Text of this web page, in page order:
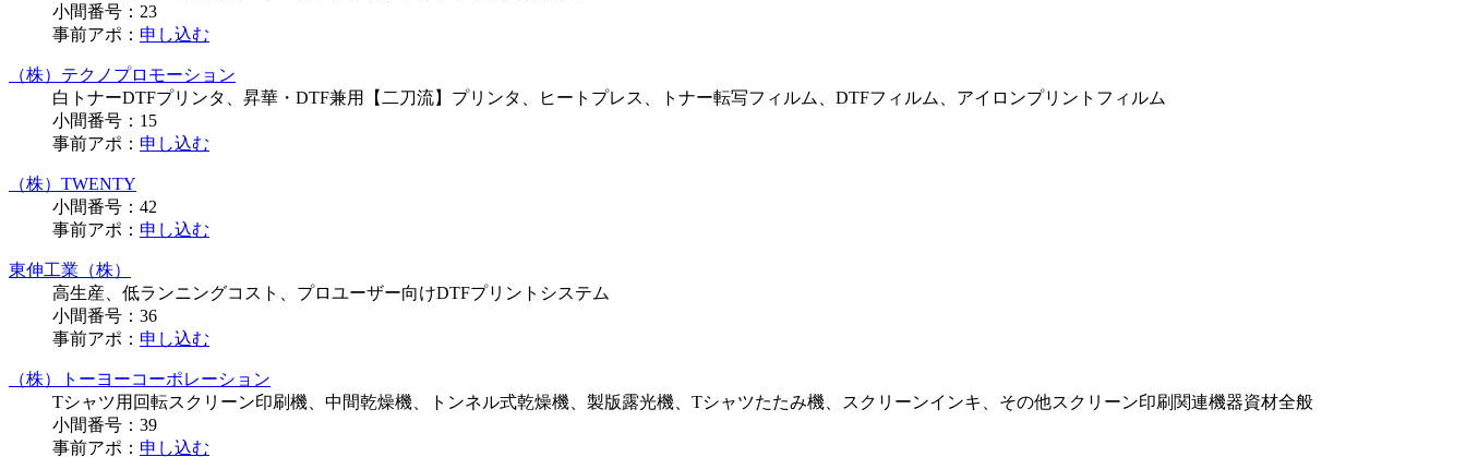
小間番号： 23
事前アポ： 申し込む
（株）テクノプロモーション
白トナーDTFプリンタ、昇華・DTF兼用【二刀流】プリンタ、ヒートプレス、トナー転写フィルム、DTFフィルム、アイロンプリントフィルム
小間番号： 15
事前アポ： 申し込む
（株）TWENTY
小間番号： 42
事前アポ： 申し込む
東伸工業（株）
高生産、低ランニングコスト、プロユーザー向けDTFプリントシステム
小間番号： 36
事前アポ： 申し込む
（株）トーヨーコーポレーション
Tシャツ用回転スクリーン印刷機、中間乾燥機、トンネル式乾燥機、製版露光機、Tシャツたたみ機、スクリーンインキ、その他スクリーン印刷関連機器資材全般
小間番号： 39
事前アポ： 申し込む